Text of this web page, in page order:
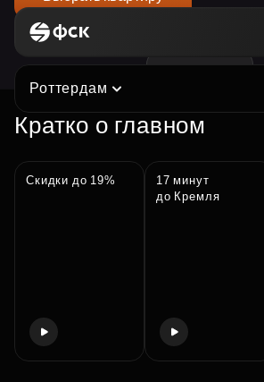
Роттердам
ЖК «Роттердам»
Кратко о главном
Скидки до 19%
17 минут
до Кремля